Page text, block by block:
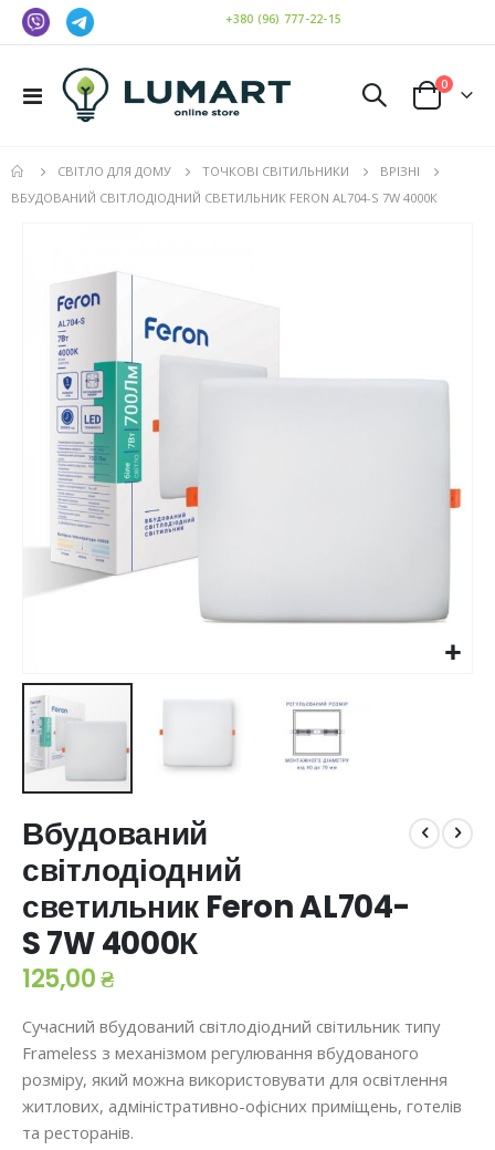
+380 (96) 777-22-15
Toggle
Cart
0
СВІТЛО ДЛЯ ДОМУ ТОЧКОВІ СВІТИЛЬНИКИ
ВРІЗНІ
ВБУДОВАНИЙ СВІТЛОДІОДНИЙ СВЕТИЛЬНИК FERON AL704-S 7W 4000К
галереї
зображень
до
початку
галереї
Вбудований
світлодіодний
светильник Feron AL704-
S 7W 4000К
125,00 ₴
Сучасний вбудований світлодіодний світильник типу
Frameless з механізмом регулювання вбудованого
розміру, який можна використовувати для освітлення
житлових, адміністративно-офісних приміщень, готелів
та ресторанів.